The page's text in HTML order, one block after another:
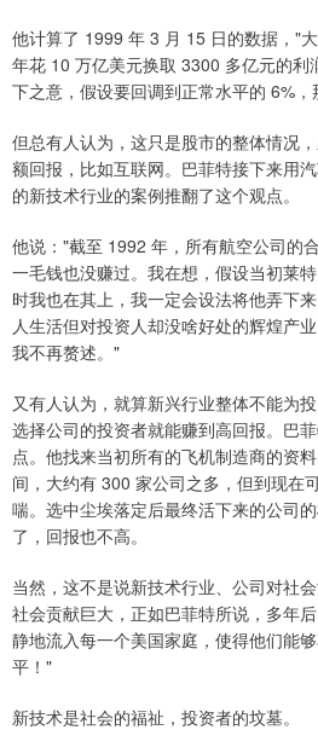
他计算了 1999 年 3 月 15 日的数据，"
年花 10 万亿美元换取 3300 多亿元的利
下之意，假设要回调到正常水平的 6%，
但总有人认为，这只是股市的整体情况
额回报，比如互联网。巴菲特接下来用
的新技术行业的案例推翻了这个观点。
他说："截至 1992 年，所有航空公司的
一毛钱也没赚过。我在想，假设当初莱
时我也在其上，我一定会设法将他弄下
人生活但对投资人却没啥好处的辉煌产
我不再赘述。"
又有人认为，就算新兴行业整体不能为
选择公司的投资者就能赚到高回报。巴
点。他找来当初所有的飞机制造商的资
间，大约有 300 家公司之多，但到现在
喘。选中尘埃落定后最终活下来的公司
了，回报也不高。
当然，这不是说新技术行业、公司对社
社会贡献巨大，正如巴菲特所说，多年
静地流入每一个美国家庭，使得他们能
平！"
新技术是社会的福祉，投资者的坟墓。